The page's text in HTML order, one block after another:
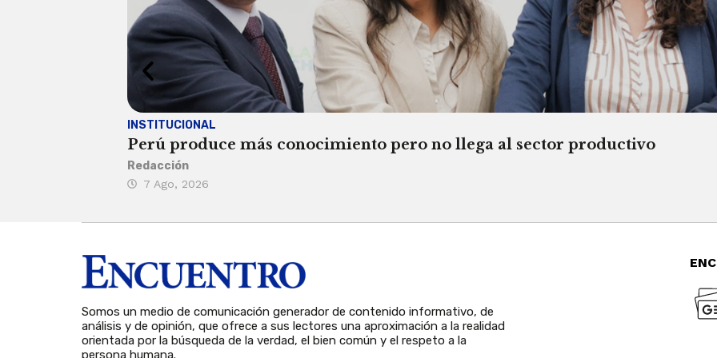
INSTITUCIONAL
Perú produce más conocimiento pero no llega al sector productivo
Redacción
7 Ago, 2026
Somos un medio de comunicación generador de contenido informativo, de
análisis y de opinión, que ofrece a sus lectores una aproximación a la realidad
orientada por la búsqueda de la verdad, el bien común y el respeto a la
persona humana.